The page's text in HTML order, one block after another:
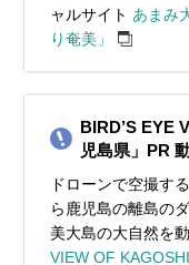
ャルサイト あまみ
り奄美」
BIRD’S EYE
児島県」PR
ドローンで空撮す
ら鹿児島の離島の
美大島の大自然を
VIEW OF